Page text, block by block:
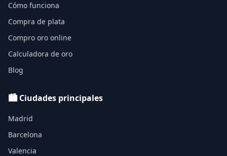
Cómo funciona
Compra de plata
Compro oro online
Calculadora de oro
Blog
🏙️ Ciudades principales
Madrid
Barcelona
Valencia